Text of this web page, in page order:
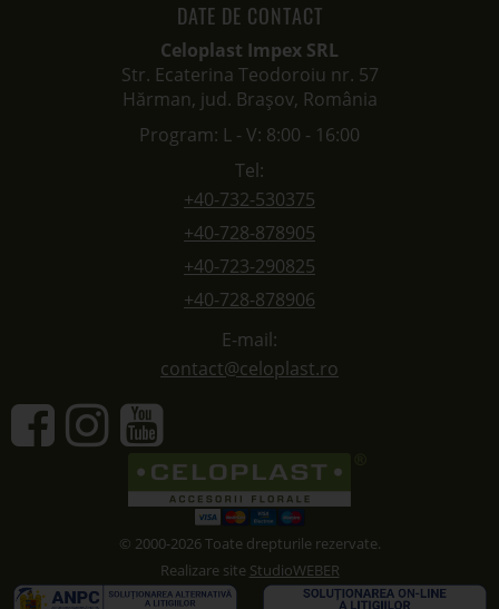
DATE DE CONTACT
Celoplast Impex SRL
Str. Ecaterina Teodoroiu nr. 57
Hărman, jud. Brașov, România
Program: L - V: 8:00 - 16:00
Tel:
+40-732-530375
+40-728-878905
+40-723-290825
+40-728-878906
E-mail:
contact@celoplast.ro
© 2000-2026 Toate drepturile rezervate.
Realizare site StudioWEBER